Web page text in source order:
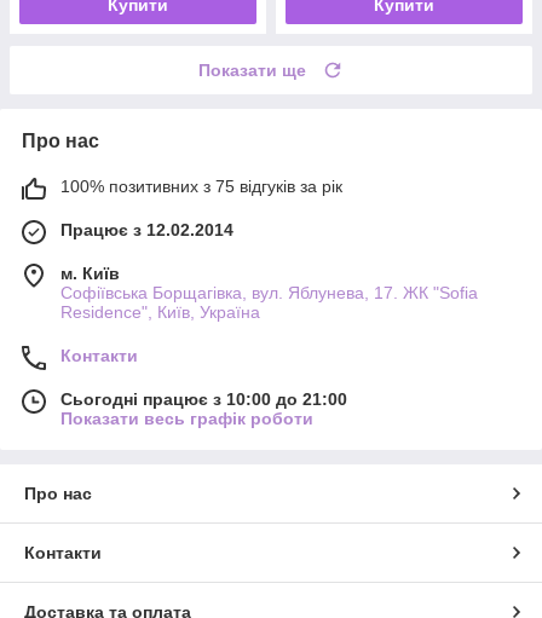
Купити Купити
Показати ще
Про нас
100% позитивних з 75 відгуків за рік
Працює з 12.02.2014
м. Київ
Софіївська Борщагівка, вул. Яблунева, 17. ЖК "Sofia
Residence", Київ, Україна
Контакти
Сьогодні працює з 10:00 до 21:00
Показати весь графік роботи
Про нас
Контакти
Доставка та оплата